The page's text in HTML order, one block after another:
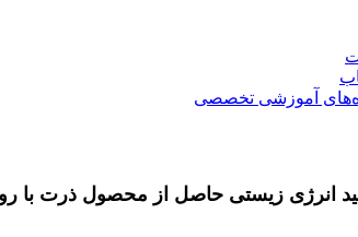
آموزشی تخصصی
انرژی زیستی حاصل از محصول ذرت با